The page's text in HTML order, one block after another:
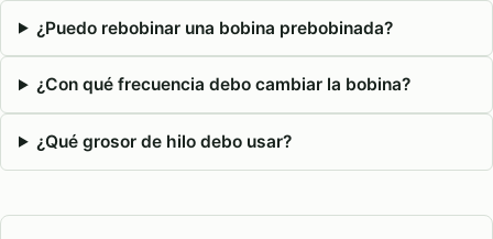
¿Puedo rebobinar una bobina prebobinada?
¿Con qué frecuencia debo cambiar la bobina?
¿Qué grosor de hilo debo usar?